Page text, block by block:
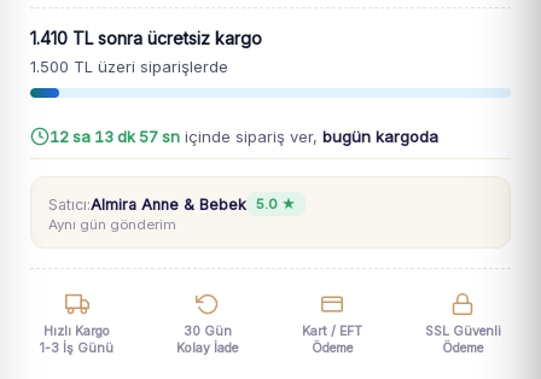
1.410 TL sonra ücretsiz kargo
1.500 TL üzeri siparişlerde
12 sa 13 dk 56 sn içinde sipariş ver,bugün kargoda
Satıcı:Almira Anne & Bebek 5.0 ★
Aynı gün gönderim
Hızlı Kargo
1-3 İş Günü
30 Gün
Kolay İade
Kart / EFT
Ödeme
SSL Güvenli
Ödeme